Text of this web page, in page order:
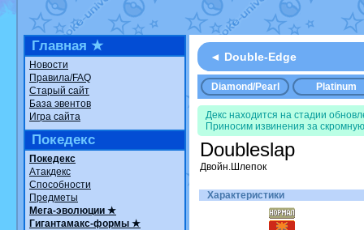
Shadow mismagiusот
в
художник
отvicavica в фанарте.
Главная ★
Новости
Правила/FAQ
Старый сайт
База эвентов
Игра сайта
Покедекс
Покедекс
Атакдекс
Способности
Предметы
Мега-эволюции ★
Гигантамакс-формы ★
◄ Double-Edge
Diamond/Pearl Platinum
Декс находится на стадии
Приносим извинения за
Doubleslap
Двойн.Шлепок
Характеристики